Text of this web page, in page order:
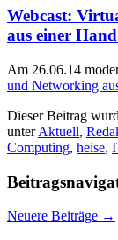
Webcast:
aus einer
Am 26.06.14
und Networking
Dieser Beitrag
unterAktuell,
Computing, heise,
Neuere Beiträge →